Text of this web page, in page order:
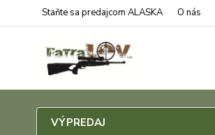
Staňte sa predajcom ALASKA O nás
VÝPREDAJ